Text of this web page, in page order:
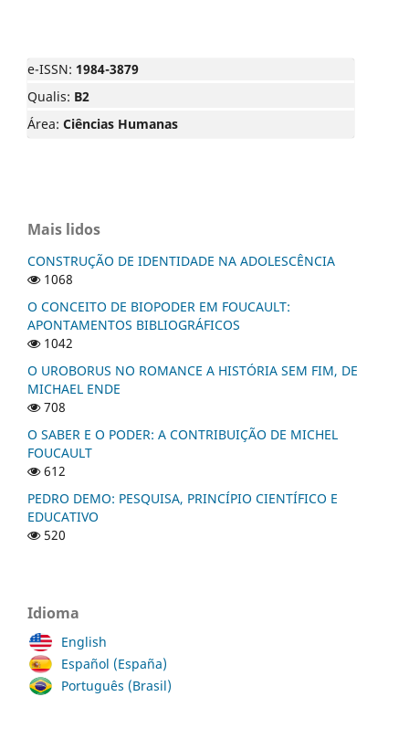
e-ISSN: 1984-3879
Qualis: B2
Área: Ciências Humanas
Mais lidos
CONSTRUÇÃO DE IDENTIDADE NA ADOLESCÊNCIA
1068
O CONCEITO DE BIOPODER EM FOUCAULT:
APONTAMENTOS BIBLIOGRÁFICOS
1042
O UROBORUS NO ROMANCE A HISTÓRIA SEM FIM, DE
MICHAEL ENDE
708
O SABER E O PODER: A CONTRIBUIÇÃO DE MICHEL
FOUCAULT
612
PEDRO DEMO: PESQUISA, PRINCÍPIO CIENTÍFICO E
EDUCATIVO
520
Idioma
English
Español (España)
Português (Brasil)